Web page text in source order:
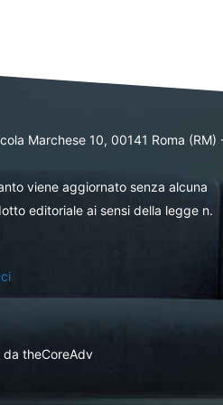
Marchese 10, 00141 Roma (RM)
viene aggiornato senza alcuna
editoriale ai sensi della legge n.
theCoreAdv